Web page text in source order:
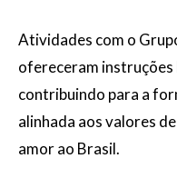
Atividades com o
ofereceram instruções
contribuindo para a
alinhada aos valores
amor ao Brasil.